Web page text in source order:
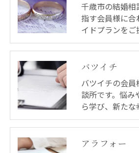
千歳市の結婚相
指す会員様に合
イドプランを
バツイチ
バツイチの会
談所です。悩
ら学び、新た
アラフォー